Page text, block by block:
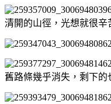
清開的山徑，光想就很辛
舊路條幾乎消失，剩下的